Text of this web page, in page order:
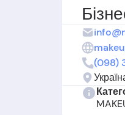
відгуків
у (098)